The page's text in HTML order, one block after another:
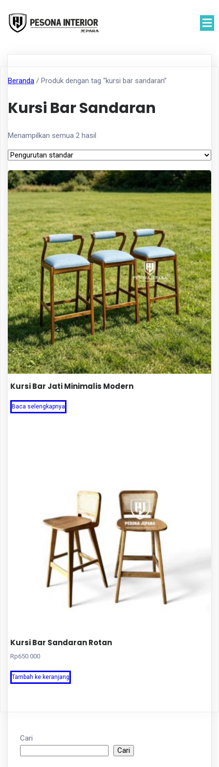
Beranda / Produk dengan tag “kursi bar sandaran”
Kursi Bar Sandaran
Menampilkan semua 2 hasil
Kursi Bar Jati Minimalis Modern
Baca selengkapnya
Kursi Bar Sandaran Rotan
Rp650.000
Tambah ke keranjang
Cari
Cari